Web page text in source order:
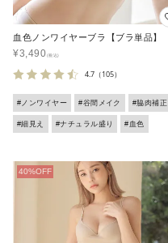
血色ノンワイヤーブラ【ブラ単品】
¥3,490
4.7 （105）
#ノンワイヤー #谷間メイク #脇肉補正
#細見え #ナチュラル盛り #血色